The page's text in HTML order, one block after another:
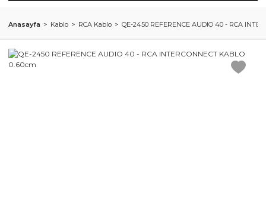
Anasayfa Kablo RCA Kablo QE-2450 REFERENCE AUDIO 40 - RCA